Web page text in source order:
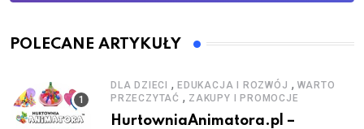
POLECANE ARTYKUŁY
DLA DZIECI , EDUKACJA I ROZWÓJ , WARTO
PRZECZYTAĆ , ZAKUPY I PROMOCJE
HurtowniaAnimatora.pl –